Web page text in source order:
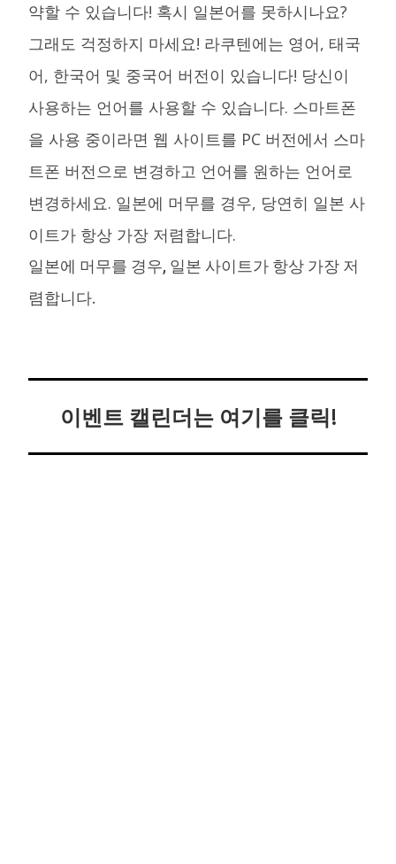
약할 수 있습니다! 혹시 일본어를 못하시나요?
그래도 걱정하지 마세요! 라쿠텐에는 영어, 태국
어, 한국어 및 중국어 버전이 있습니다! 당신이
사용하는 언어를 사용할 수 있습니다. 스마트폰
을 사용 중이라면 웹 사이트를 PC 버전에서 스마
트폰 버전으로 변경하고 언어를 원하는 언어로
변경하세요. 일본에 머무를 경우, 당연히 일본 사
이트가 항상 가장 저렴합니다.
일본에 머무를 경우, 일본 사이트가 항상 가장 저
렴합니다.
이벤트 캘린더는 여기를 클릭!